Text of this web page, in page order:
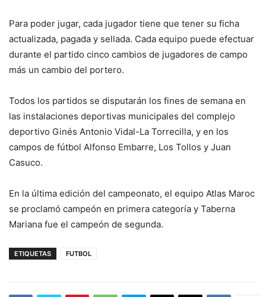
Para poder jugar, cada jugador tiene que tener su ficha
actualizada, pagada y sellada. Cada equipo puede efectuar
durante el partido cinco cambios de jugadores de campo
más un cambio del portero.
Todos los partidos se disputarán los fines de semana en
las instalaciones deportivas municipales del complejo
deportivo Ginés Antonio Vidal-La Torrecilla, y en los
campos de fútbol Alfonso Embarre, Los Tollos y Juan
Casuco.
En la última edición del campeonato, el equipo Atlas Maroc
se proclamó campeón en primera categoría y Taberna
Mariana fue el campeón de segunda.
ETIQUETAS FUTBOL